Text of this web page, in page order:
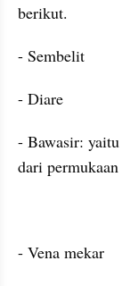
berikut.
- Sembelit
- Diare
- Bawasir:
dari
- Vena mekar